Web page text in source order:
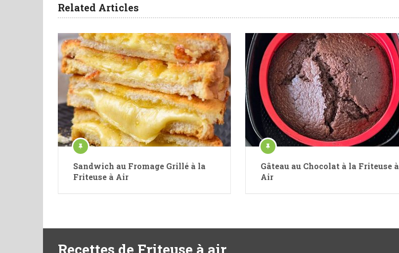
Related Articles
Sandwich au Fromage Grillé à la
Friteuse à Air
Gâteau au Chocolat à la Friteuse à
Air